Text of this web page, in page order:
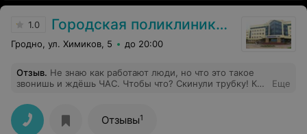
1.0 Городская поликлиника № 7 г. Гродно
Гродно, ул. Химиков, 5 до 20:00
Отзыв. Не знаю как работают люди, но что это такое
звонишь и ждёшь ЧАС. Чтобы что? Скинули трубку! Как
Еще
Отзывы1